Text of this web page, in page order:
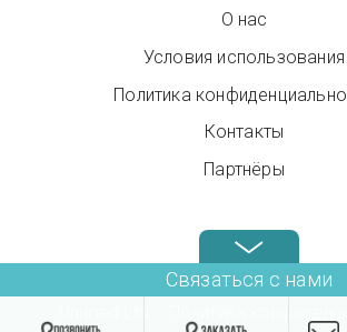
О нас
Условия использования
Политика
Контакты
Партнёры
Звоните нам в любое время:
Связаться с нами